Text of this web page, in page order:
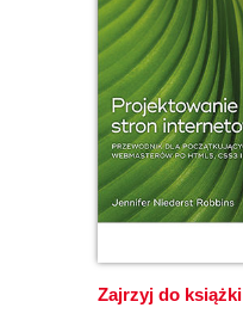
Zajrzyj do książki